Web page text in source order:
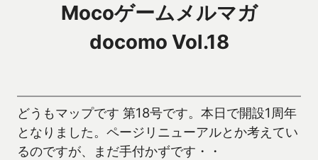
Mocoゲームメルマガ
docomo Vol.18
どうもマップです 第18号です。本日で開設1周年
となりました。ページリニューアルとか考えてい
るのですが、まだ手付かずです・・